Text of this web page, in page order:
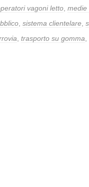
vagoni letto medie
sistema clientelare
trasporto su gomma